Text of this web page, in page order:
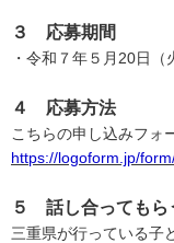
３ 応募期間
・令和７年５月20日（
４ 応募方法
こちらの申し込みフォ
https://logoform.jp/
５ 話し合ってもら
三重県が行っている子